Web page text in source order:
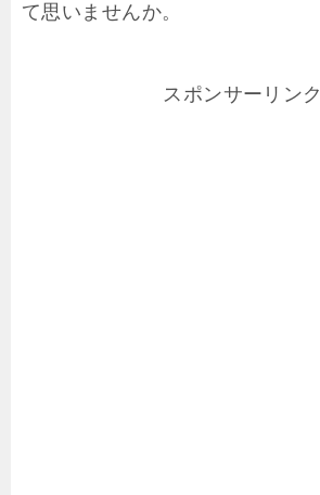
て思いませんか。
スポンサーリンク